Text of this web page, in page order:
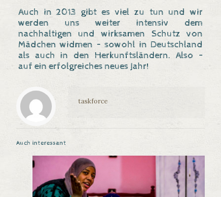
Auch in 2013 gibt es viel zu tun und wir
werden uns weiter intensiv dem
nachhaltigen und wirksamen Schutz von
Mädchen widmen – sowohl in Deutschland
als auch in den Herkunftsländern. Also –
auf ein erfolgreiches neues Jahr!
taskforce
Auch interessant